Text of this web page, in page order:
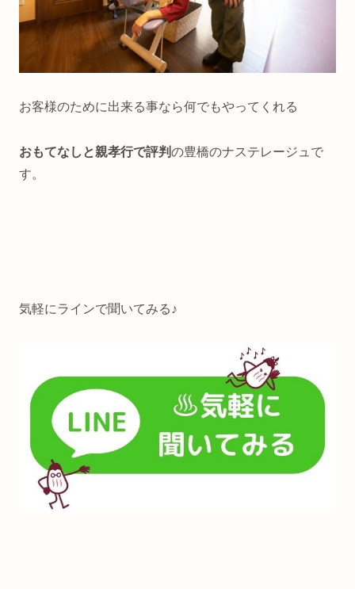
お客様のために出来る事なら何でもやってくれる
おもてなしと親孝行で評判の豊橋のナステレージュで
す。
気軽にラインで聞いてみる♪